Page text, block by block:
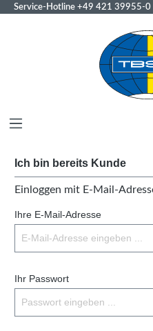
Service-Hotline +49 421 39955-0
Ich bin bereits Kunde
Einloggen mit E-Mail-
Ihre E-Mail-Adresse
Ihr Passwort